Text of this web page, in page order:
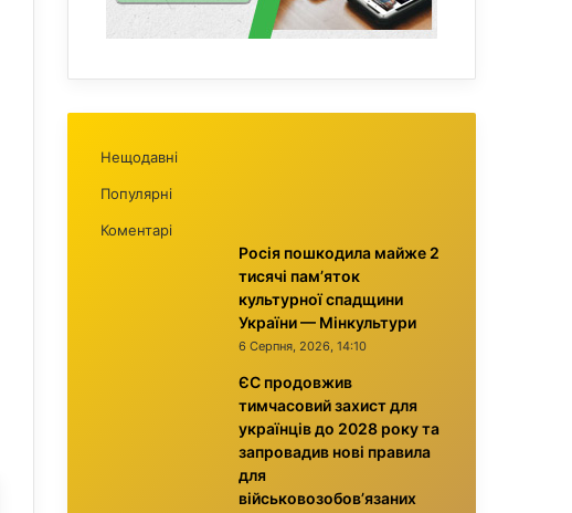
Нещодавні
Популярні
Коментарі
Росія пошкодила майже 2
тисячі пам’яток
культурної спадщини
України — Мінкультури
6 Серпня, 2026, 14:10
ЄС продовжив
тимчасовий захист для
українців до 2028 року та
запровадив нові правила
для
військовозобов’язаних